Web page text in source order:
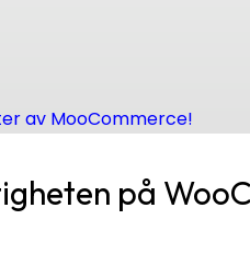
av MooCommerce!
på